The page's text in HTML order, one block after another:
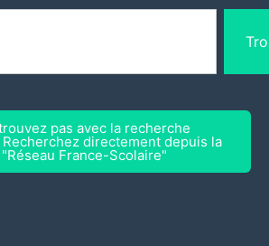
pas avec la recherche
directement depuis la
France-Scolaire"